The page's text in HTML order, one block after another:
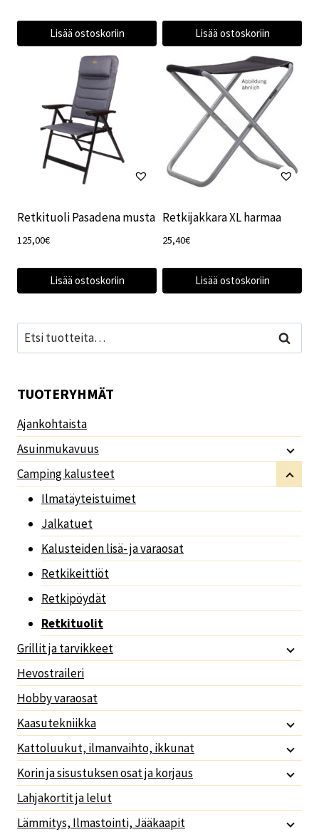
Lisää ostoskoriin Lisää ostoskoriin
Retkituoli Pasadena musta
125,00€
Lisää ostoskoriin
Retkijakkara XL harmaa
25,40€
Lisää ostoskoriin
Etsi: Haku
TUOTERYHMÄT
Ajankohtaista
Asuinmukavuus
Camping kalusteet
Ilmatäyteistuimet
Jalkatuet
Kalusteiden lisä- ja varaosat
Retkikeittiöt
Retkipöydät
Retkituolit
Grillit ja tarvikkeet
Hevostraileri
Hobby varaosat
Kaasutekniikka
Kattoluukut, ilmanvaihto, ikkunat
Korin ja sisustuksen osat ja korjaus
Lahjakortit ja lelut
Lämmitys, Ilmastointi, Jääkaapit